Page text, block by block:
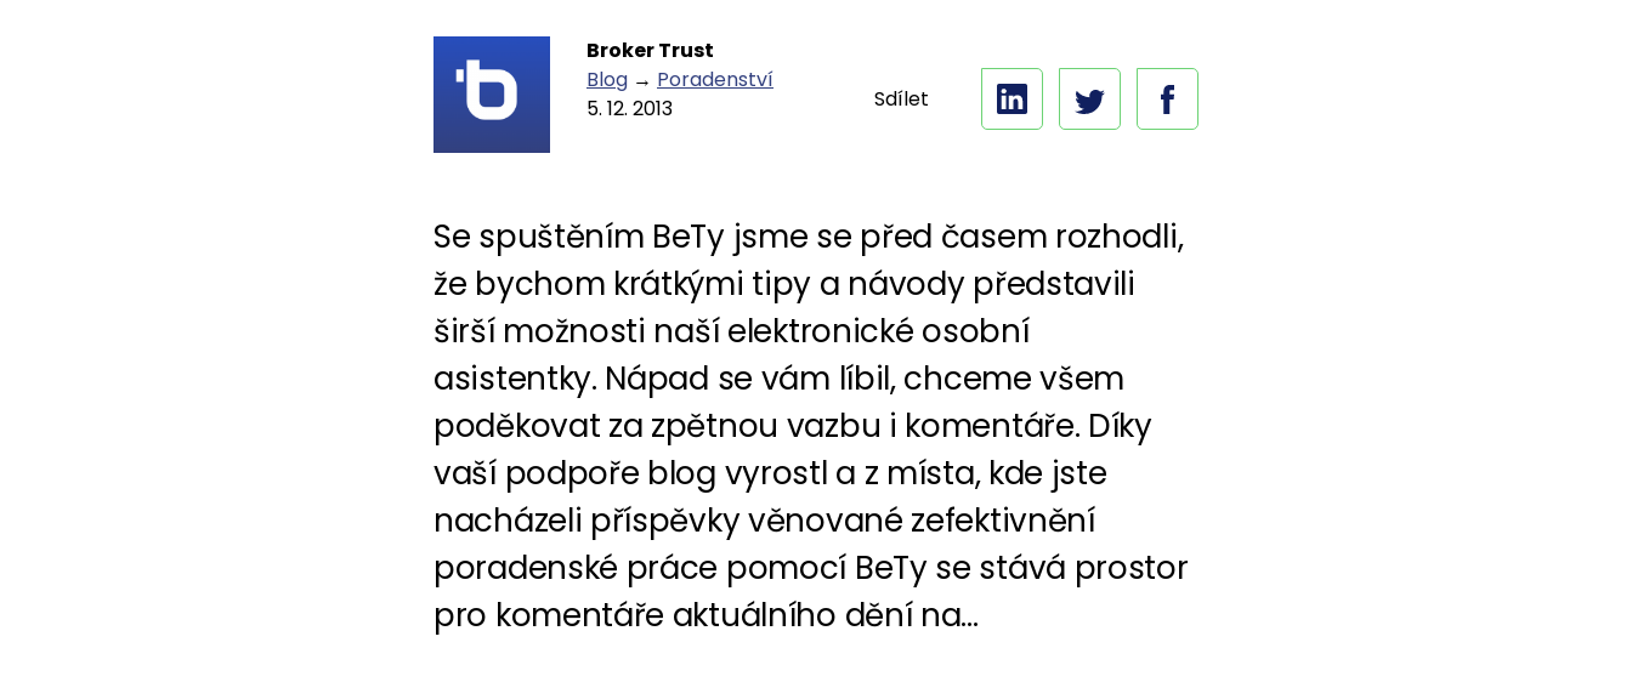
Broker Trust
Blog → Poradenství
5. 12. 2013
Sdílet
Se spuštěním BeTy jsme se před časem rozhodli,
že bychom krátkými tipy a návody představili
širší možnosti naší elektronické osobní
asistentky. Nápad se vám líbil, chceme všem
poděkovat za zpětnou vazbu i komentáře. Díky
vaší podpoře blog vyrostl a z místa, kde jste
nacházeli příspěvky věnované zefektivnění
poradenské práce pomocí BeTy se stává prostor
pro komentáře aktuálního dění na...